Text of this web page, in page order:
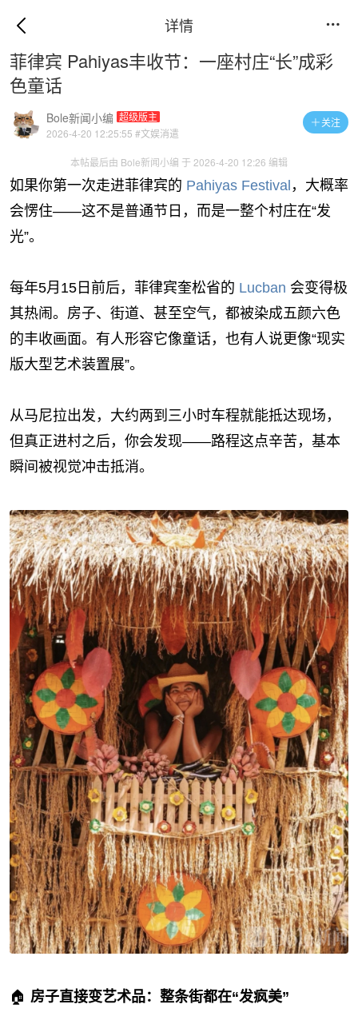
详情 
菲律宾 Pahiyas丰收节：一座村庄“长”成彩
色童话
关注
Bole新闻小编 超级版主
2026-4-20 12:25:55 #文娱消遣
本帖最后由 Bole新闻小编 于 2026-4-20 12:26 编辑
如果你第一次走进菲律宾的 Pahiyas Festival ，大概率
会愣住——这不是普通节日，而是一整个村庄在“发
光”。
每年5月15日前后，菲律宾奎松省的 Lucban 会变得极
其热闹。房子、街道、甚至空气，都被染成五颜六色
的丰收画面。有人形容它像童话，也有人说更像“现实
版大型艺术装置展”。
从马尼拉出发，大约两到三小时车程就能抵达现场，
但真正进村之后，你会发现——路程这点辛苦，基本
瞬间被视觉冲击抵消。
🏠 房子直接变艺术品：整条街都在“发疯美”